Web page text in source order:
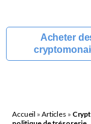
Acheter
Accueil » Articles »